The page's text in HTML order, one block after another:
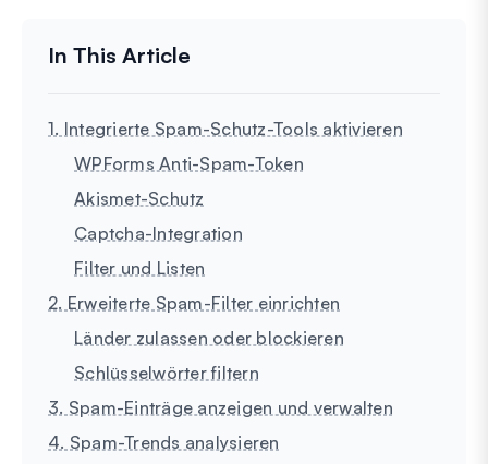
1. Integrierte Spam-Schutz-Tools aktivieren
WPForms Anti-Spam-Token
Akismet-Schutz
Captcha-Integration
Filter und Listen
2. Erweiterte Spam-Filter einrichten
Länder zulassen oder blockieren
Schlüsselwörter filtern
3. Spam-Einträge anzeigen und verwalten
4. Spam-Trends analysieren